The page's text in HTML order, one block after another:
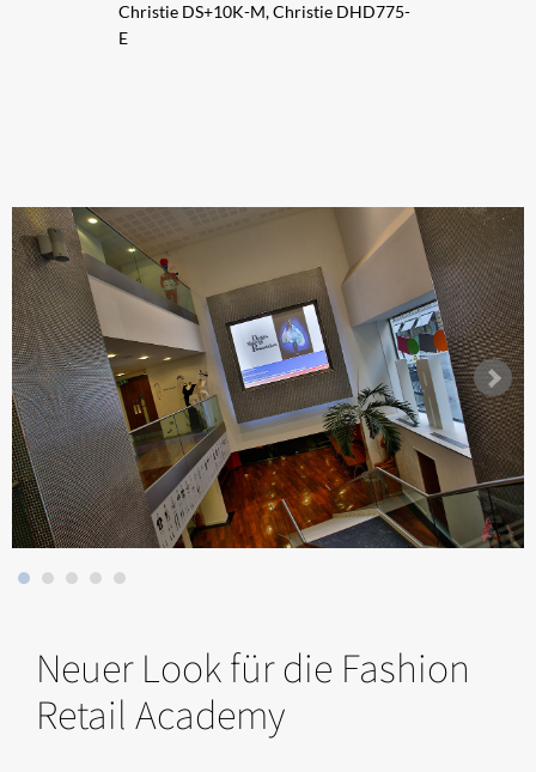
Christie DS+10K-M, Christie DHD775-
E
Neuer Look für die Fashion
Retail Academy